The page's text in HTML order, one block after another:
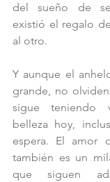
del sueño de
existió el regalo
al otro.
Y aunque el
grande, no
sigue teniendo
belleza hoy,
espera. El amor
también es un
que siguen